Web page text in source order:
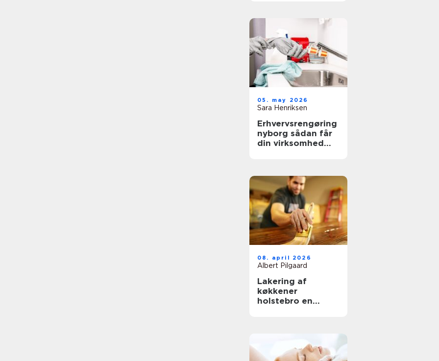
05. may 2026
Sara Henriksen
Erhvervsrengøring
nyborg sådan får
din virksomhed
08. april 2026
Albert Pilgaard
Lakering af
køkkener
holstebro en